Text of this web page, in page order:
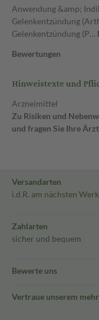
Anwendung &amp;
Gelenkentzündung
Gelenkentzündung (P…
Bewertungen
Hinweistexte und
Arzneimittel
Zu Risiken und
und fragen Sie Ihre
Versandarten
i.d.R. am nächsten
Zahlarten
sicher und bequem
Bewerte uns
Vertraue unserem